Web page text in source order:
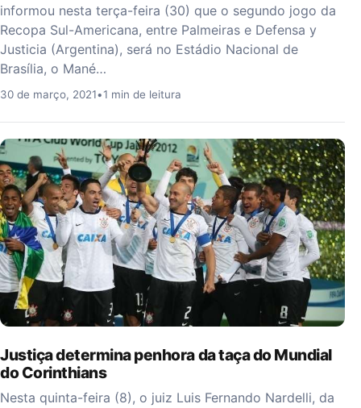
informou nesta terça-feira (30) que o segundo jogo da
Recopa Sul-Americana, entre Palmeiras e Defensa y
Justicia (Argentina), será no Estádio Nacional de
Brasília, o Mané…
30 de março, 2021•1 min de leitura
Justiça determina penhora da taça do Mundial
do Corinthians
Nesta quinta-feira (8), o juiz Luis Fernando Nardelli, da